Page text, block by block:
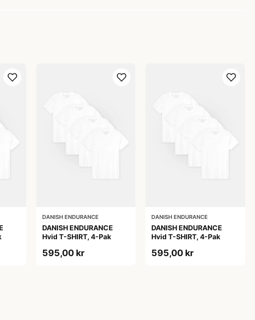
DANISH ENDURANCE
DANISH ENDURANCE
Hvid T-SHIRT, 4-Pak
595,00 kr
DANISH ENDURANCE
DANISH ENDURANCE
Hvid T-SHIRT, 4-Pak
595,00 kr